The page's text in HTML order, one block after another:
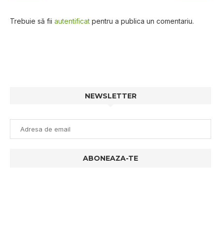
Trebuie să fii autentificat pentru a publica un comentariu.
NEWSLETTER